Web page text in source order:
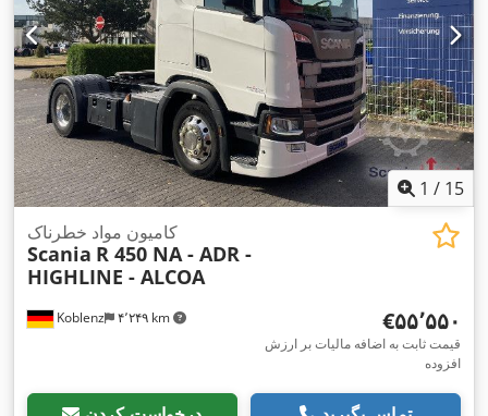
1 / 15
Koblenz ۴٬۲۴۹ km
کامیون مواد خطرناک
Scania R 450 NA - ADR -
HIGHLINE - ALCOA
‎€۵۵٬۵۵۰
قیمت ثابت به اضافه مالیات بر ارزش
افزوده